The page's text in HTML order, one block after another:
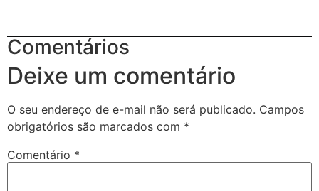
Comentários
Deixe um comentário
O seu endereço de e-mail não será publicado. Campos
obrigatórios são marcados com *
Comentário *